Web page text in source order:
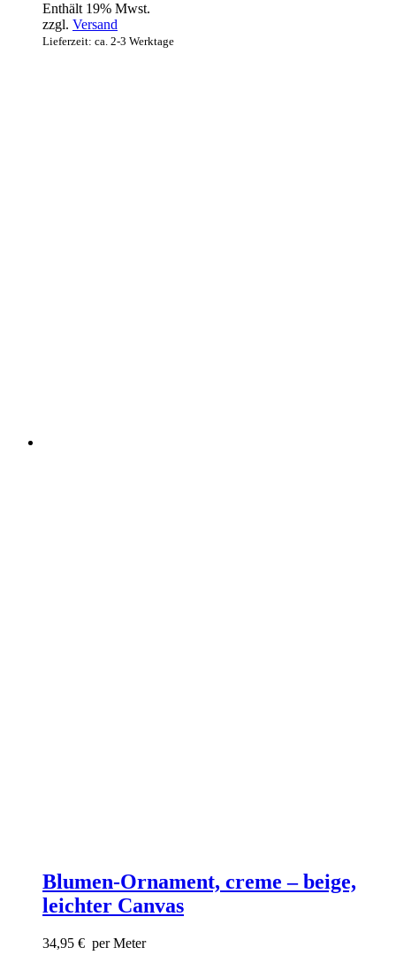
Enthält 19% Mwst.
zzgl. Versand
Lieferzeit: ca. 2-3 Werktage
Blumen-Ornament, creme – beige,
leichter Canvas
34,95 € per Meter